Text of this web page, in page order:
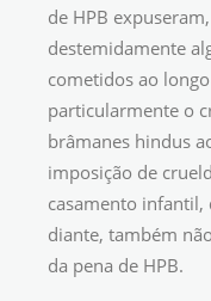
de HPB
destemidamente
cometidos ao
particularmente o
brâmanes hindus
imposição de
casamento infantil,
diante, também
da pena de HPB.